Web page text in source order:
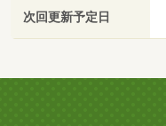
次回更新予定日